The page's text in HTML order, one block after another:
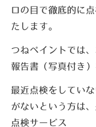
ロの目で徹底的に
たします。
つねペイントでは
報告書（写真付き
最近点検をしてい
がないという方は、
点検サービス